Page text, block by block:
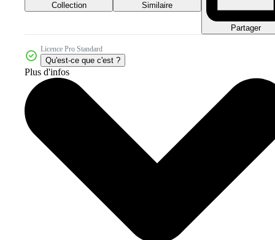
Collection Similaire
Partager
Licence Pro Standard
Qu'est-ce que c'est ?
Plus d'infos